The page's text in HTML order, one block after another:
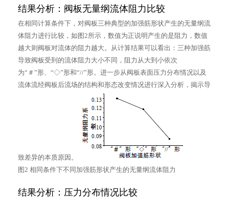
结果分析：阀板无量纲流体阻力比较
在相同计算条件下，对阀板三种典型的加强筋形状产生的无量纲流
体阻力进行比较，如图2所示，数值为正说明产生的是阻力，数值
越大则阀板对流体的阻力越大。从计算结果可以看出：三种加强筋
导致阀板受到的流体阻力大小不同，阻力从大到小依次
为“＃”形、“◇”形和“//”形。进一步从阀板表面压力分布情况以及
流体流经阀板后流场的结构和形态改变情况进行深入分析，揭示导
致差异的本质原因。
图2 相同条件下不同加强筋形状产生的无量纲流体阻力
结果分析：压力分布情况比较